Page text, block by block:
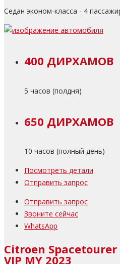
Седан эконом-класса - 4
400 ДИРХАМОВ
5 часов (полдня)
650 ДИРХАМОВ
10 часов (полный день)
Посмотреть детали
Отправить запрос
Отправить запрос
Звоните сейчас
WhatsApp
Citroen
VIP MY 2023